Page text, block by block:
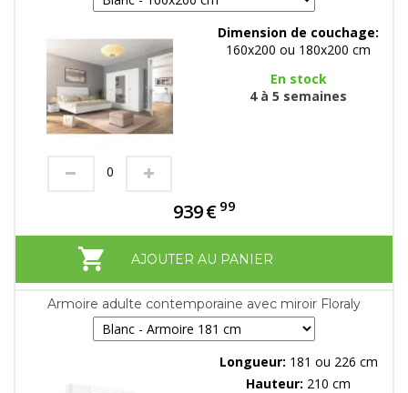
Dimension de couchage:
160x200 ou 180x200 cm
En stock
4 à 5 semaines
939€ 99
AJOUTER AU PANIER
Armoire adulte contemporaine avec miroir Floraly
Longueur: 181 ou 226 cm
Hauteur: 210 cm